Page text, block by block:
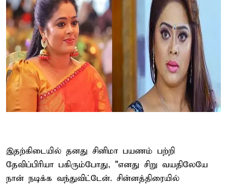
இதற்கிடையில் தனது சினிமா பயணம் பற்றி
தேவிப்பிரியா பகிரும்போது, "எனது சிறு வயதிலேயே
நான் நடிக்க வந்துவிட்டேன். சின்னத்திரையில்